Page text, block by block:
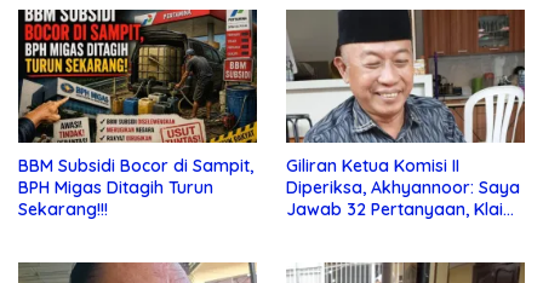
BBM Subsidi Bocor di Sampit,
BPH Migas Ditagih Turun
Sekarang!!!
Giliran Ketua Komisi II
Diperiksa, Akhyannoor: Saya
Jawab 32 Pertanyaan, Klaim